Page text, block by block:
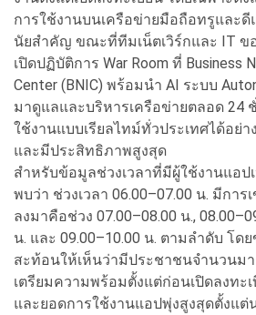
การใช้งานบนเครือข่ายมือถือทรูและ
นัยสำคัญ ขณะที่ทีมเน็ตเวิร์กและ IT ข
เปิดปฏิบัติการ War Room ที่ Business
Center (BNIC) พร้อมนำ AI ระบบ
มาดูแลและบริหารเครือข่ายตลอด 24
ใช้งานแบบเรียลไทม์ทั่วประเทศได้อย่า
และมีประสิทธิภาพสูงสุด
สำหรับข้อมูลช่วงเวลาที่มีผู้ใช้งานแอป
พบว่า ช่วงเวลา 06.00–07.00 น. มีการ
ลงมาคือช่วง 07.00–08.00 น.,
น. และ 09.00–10.00 น. ตามลำดับ โด
สะท้อนให้เห็นว่ามีประชาชนจำนวนมา
เตรียมความพร้อมตั้งแต่ก่อนเปิดลงทะเ
และยอดการใช้งานแอปพุ่งสูงสุดตั้งแต่